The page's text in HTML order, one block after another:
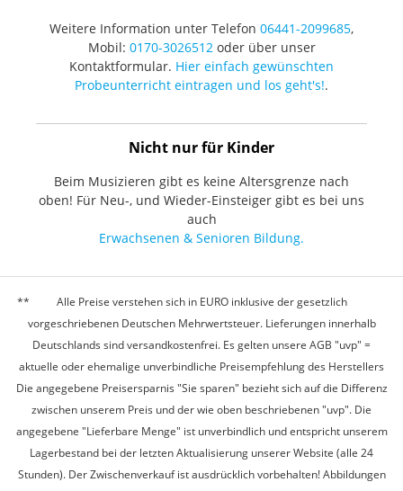
Weitere Information unter Telefon 06441-2099685,
Mobil: 0170-3026512oder über unser
Kontaktformular. Hier einfach gewünschten
Probeunterricht eintragen und los geht's!.
Nicht nur für Kinder
Beim Musizieren gibt es keine Altersgrenze nach
oben! Für Neu-, und Wieder-Einsteiger gibt es bei uns
auch
Erwachsenen & Senioren Bildung.
Alle Preise verstehen sich in EURO inklusive der gesetzlich
vorgeschriebenen Deutschen Mehrwertsteuer. Lieferungen innerhalb
Deutschlands sind versandkostenfrei. Es gelten unsere AGB "uvp" =
aktuelle oder ehemalige unverbindliche Preisempfehlung des Herstellers
Die angegebene Preisersparnis "Sie sparen" bezieht sich auf die Differenz
zwischen unserem Preis und der wie oben beschriebenen "uvp". Die
angegebene "Lieferbare Menge" ist unverbindlich und entspricht unserem
Lagerbestand bei der letzten Aktualisierung unserer Website (alle 24
Stunden). Der Zwischenverkauf ist ausdrücklich vorbehalten! Abbildungen